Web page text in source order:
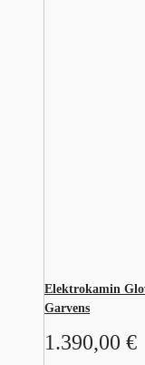
Elektrokamin
Garvens
1.390,00 €